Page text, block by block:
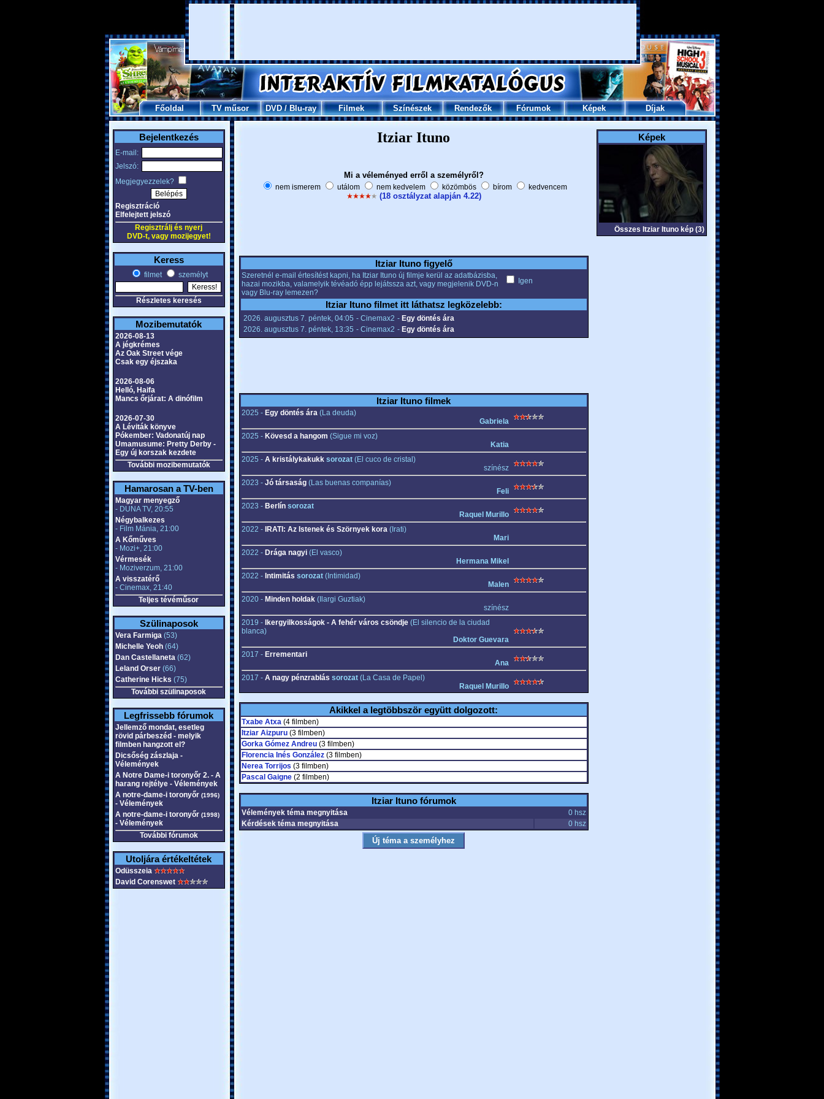
Főoldal TV műsor DVD/Blu-ray Filmek Színészek Rendezők Fórumok Képek Díjak
Bejelentkezés
E-mail:
Jelszó:
Megjegyezzelek?
Regisztráció
Elfelejtett jelszó
Regisztrálj és nyerj
DVD-t, vagy mozijegyet!
Keress
filmet személyt
Részletes keresés
Mozibemutatók
2026-08-13
A jégkrémes
Az Oak Street vége
Csak egy éjszaka
2026-08-06
Helló, Haifa
Mancs őrjárat: A dinófilm
2026-07-30
A Léviták könyve
Pókember: Vadonatúj nap
Umamusume: Pretty Derby -
Egy új korszak kezdete
További mozibemutatók
Hamarosan a TV-ben
Magyar menyegző
- DUNA TV, 20:55
Négybalkezes
- Film Mánia, 21:00
A Kőműves
- Mozi+, 21:00
Vérmesék
- Moziverzum, 21:00
A visszatérő
- Cinemax, 21:40
Teljes tévéműsor
Szülinaposok
Vera Farmiga(53)
Michelle Yeoh(64)
Dan Castellaneta(62)
Leland Orser(66)
Catherine Hicks (75)
További szülinaposok
Legfrissebb fórumok
Jellemző mondat, esetleg
rövid párbeszéd - melyik
filmben hangzott el?
Dicsőség zászlaja -
Vélemények
A Notre Dame-i toronyőr 2. - A
harang rejtélye - Vélemények
A notre-dame-i toronyőr (1996)
- Vélemények
A notre-dame-i toronyőr (1998)
- Vélemények
További fórumok
Utoljára értékeltétek
Odüsszeia
David Corenswet
Itziar Ituno
Mi a véleményed erről a személyről?
nem ismerem utálom nem kedvelem közömbös bírom kedvencem
(18 osztályzat alapján 4.22)
Itziar Ituno figyelő
Szeretnél e-mail értesítést kapni, ha Itziar Ituno új filmje kerül az adatbázisba,
hazai mozikba, valamelyik tévéadó épp lejátssza azt, vagy megjelenik DVD-n
vagy Blu-ray lemezen?
Igen
Itziar Ituno filmet itt láthatsz legközelebb:
2026. augusztus 7. péntek, 04:05 - Cinemax2 - Egy döntés ára
2026. augusztus 7. péntek, 13:35 - Cinemax2 - Egy döntés ára
Itziar Ituno filmek
2025 - Egy döntés ára(La deuda)
Gabriela
2025 - Kövesd a hangom (Sigue mi voz)
Katia
2025 - A kristálykakukk sorozat(El cuco de cristal)
színész
2023 - Jó társaság(Las buenas companías)
Feli
2023 - Berlín sorozat
Raquel Murillo
2022 - IRATI: Az Istenek és Szörnyek kora(Irati)
Mari
2022 - Drága nagyi(El vasco)
Hermana Mikel
2022 - Intimitás sorozat(Intimidad)
Malen
2020 - Minden holdak(Ilargi Guztiak)
színész
2019 - Ikergyilkosságok - A fehér város csöndje(El silencio de la ciudad
blanca)
Doktor Guevara
2017 - Errementari
Ana
2017 - A nagy pénzrablás sorozat(La Casa de Papel)
Raquel Murillo
Akikkel a legtöbbször együtt dolgozott:
Txabe Atxa(4 filmben)
Itziar Aizpuru(3 filmben)
Gorka Gómez Andreu(3 filmben)
Florencia Inés González(3 filmben)
Nerea Torrijos (3 filmben)
Pascal Gaigne(2 filmben)
Itziar Ituno fórumok
Vélemények téma megnyitása
0 hsz
Kérdések téma megnyitása
0 hsz
Képek
Összes Itziar Ituno kép (3)